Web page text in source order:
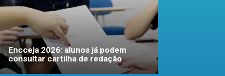
Encceja 2026: alunos já podem
consultar cartilha de redação